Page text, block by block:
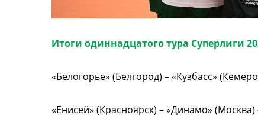
Итоги одиннадцатого тура Суперлиги
«Белогорье» (Белгород) – «Кузбасс»
«Енисей» (Красноярск) – «Динамо» (Москва)